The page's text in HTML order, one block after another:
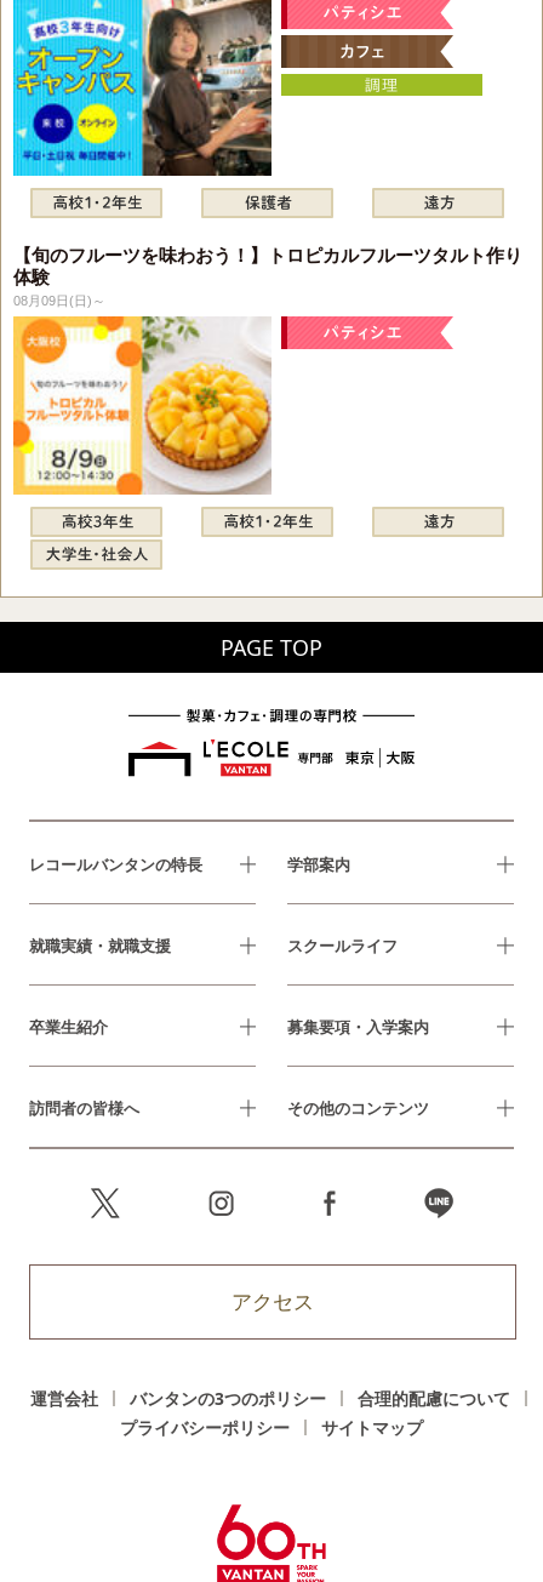
【旬のフルーツを味わおう！】トロピカルフルーツタルト作り
体験
08月09日(日)～
PAGE TOP
レコールバンタンの特長 学部案内
就職実績・就職支援 スクールライフ
卒業生紹介 募集要項・入学案内
訪問者の皆様へ その他のコンテンツ
アクセス
運営会社 バンタンの3つのポリシー
合理的配慮について
プライバシーポリシー
サイトマップ